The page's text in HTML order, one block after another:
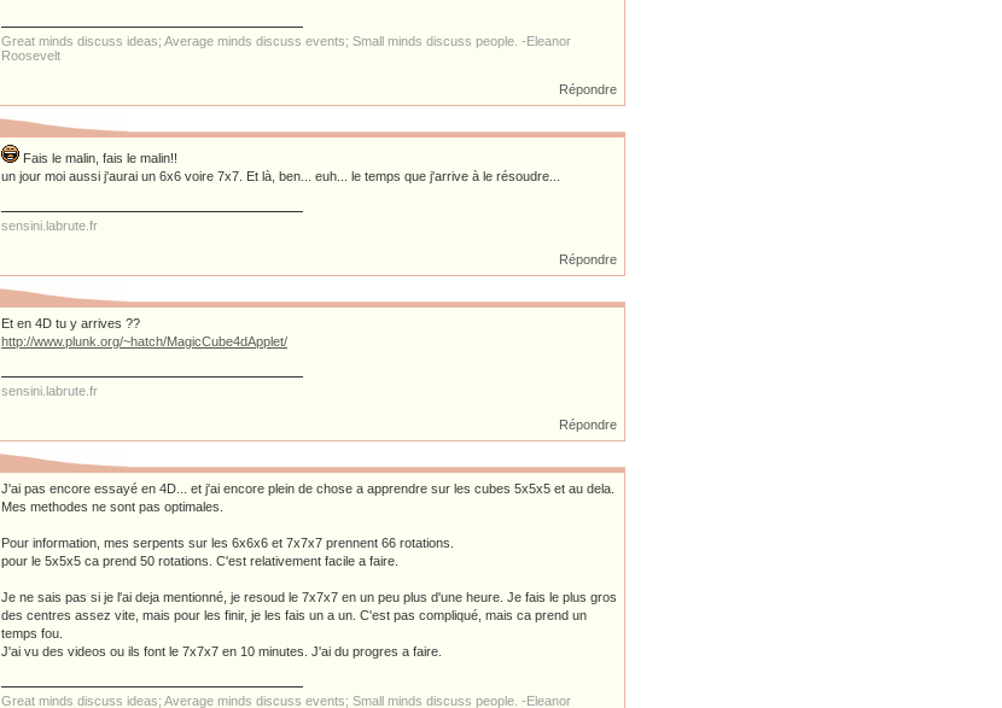
Great minds discuss ideas; Average minds discuss events; Small minds discuss people. -Eleanor
Roosevelt
Répondre
Fais le malin, fais le malin!!
un jour moi aussi j'aurai un 6x6 voire 7x7. Et là, ben... euh... le temps que j'arrive à le résoudre...
sensini.labrute.fr
Répondre
Et en 4D tu y arrives ??
http://www.plunk.org/~hatch/MagicCube4dApplet/
sensini.labrute.fr
Répondre
J'ai pas encore essayé en 4D... et j'ai encore plein de chose a apprendre sur les cubes 5x5x5 et au dela.
Mes methodes ne sont pas optimales.
Pour information, mes serpents sur les 6x6x6 et 7x7x7 prennent 66 rotations.
pour le 5x5x5 ca prend 50 rotations. C'est relativement facile a faire.
Je ne sais pas si je l'ai deja mentionné, je resoud le 7x7x7 en un peu plus d'une heure. Je fais le plus gros
des centres assez vite, mais pour les finir, je les fais un a un. C'est pas compliqué, mais ca prend un
temps fou.
J'ai vu des videos ou ils font le 7x7x7 en 10 minutes. J'ai du progres a faire.
Great minds discuss ideas; Average minds discuss events; Small minds discuss people. -Eleanor